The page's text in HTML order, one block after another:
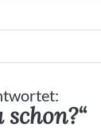
schon?“